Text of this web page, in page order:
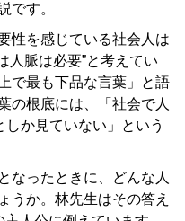
です。
性を感じている社会人は
人脈は必要”と考えてい
で最も下品な言葉」と語
の根底には、「社会で人
しか見ていない」という
なったときに、どんな人
うか。林先生はその答え